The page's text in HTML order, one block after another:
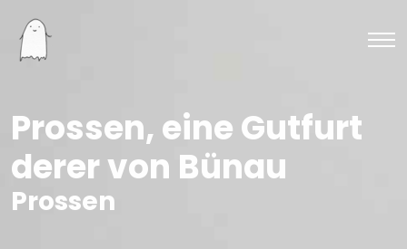
Prossen, eine Gutfurt
derer von Bünau
Prossen